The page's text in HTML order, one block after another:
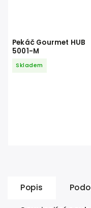
Pekáč Gourmet HUB
5001-M
Skladem
Popis